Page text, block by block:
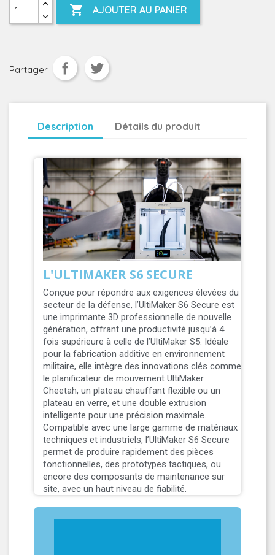
 AJOUTER AU PANIER
Partager
Description Détails du produit
L'ULTIMAKER S6 SECURE
Conçue pour répondre aux exigences élevées du
secteur de la défense, l’UltiMaker S6 Secure est
une imprimante 3D professionnelle de nouvelle
génération, offrant une productivité jusqu’à 4
fois supérieure à celle de l’UltiMaker S5. Idéale
pour la fabrication additive en environnement
militaire, elle intègre des innovations clés comme
le planificateur de mouvement UltiMaker
Cheetah, un plateau chauffant flexible ou un
plateau en verre, et une double extrusion
intelligente pour une précision maximale.
Compatible avec une large gamme de matériaux
techniques et industriels, l’UltiMaker S6 Secure
permet de produire rapidement des pièces
fonctionnelles, des prototypes tactiques, ou
encore des composants de maintenance sur
site, avec un haut niveau de fiabilité.